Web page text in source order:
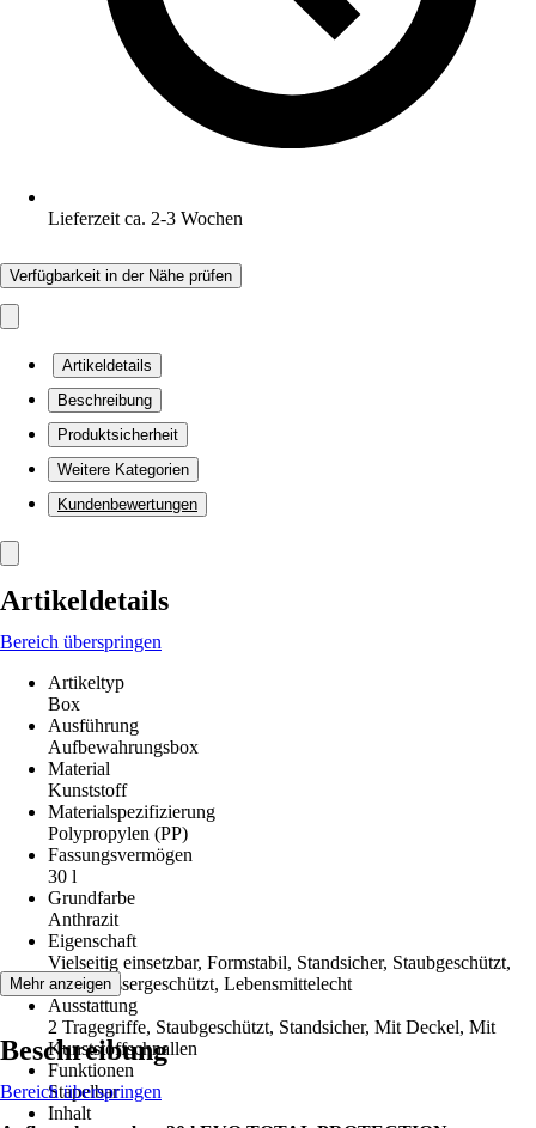
Lieferzeit ca. 2-3 Wochen
Verfügbarkeit in der Nähe prüfen
Artikeldetails
Beschreibung
Produktsicherheit
Weitere Kategorien
Kundenbewertungen
Artikeldetails
Bereich überspringen
Artikeltyp
Box
Ausführung
Aufbewahrungsbox
Material
Kunststoff
Materialspezifizierung
Polypropylen (PP)
Fassungsvermögen
30 l
Grundfarbe
Anthrazit
Eigenschaft
Vielseitig einsetzbar, Formstabil, Standsicher, Staubgeschützt,
Spritzwassergeschützt, Lebensmittelecht
Ausstattung
2 Tragegriffe, Staubgeschützt, Standsicher, Mit Deckel, Mit
Kunststoffschnallen
Funktionen
Stapelbar
Inhalt
Mehr anzeigen
Beschreibung
Bereich überspringen